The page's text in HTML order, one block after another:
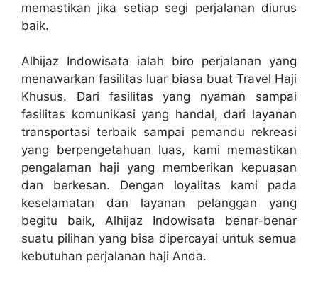
memastikan jika setiap segi perjalanan diurus
baik.
Alhijaz Indowisata ialah biro perjalanan yang
menawarkan fasilitas luar biasa buat Travel Haji
Khusus. Dari fasilitas yang nyaman sampai
fasilitas komunikasi yang handal, dari layanan
transportasi terbaik sampai pemandu rekreasi
yang berpengetahuan luas, kami memastikan
pengalaman haji yang memberikan kepuasan
dan berkesan. Dengan loyalitas kami pada
keselamatan dan layanan pelanggan yang
begitu baik, Alhijaz Indowisata benar-benar
suatu pilihan yang bisa dipercayai untuk semua
kebutuhan perjalanan haji Anda.